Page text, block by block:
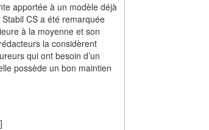
apportée à un modèle déjà
CS a été remarquée
à la moyenne et son
la considèrent
qui ont besoin d’un
possède un bon maintien